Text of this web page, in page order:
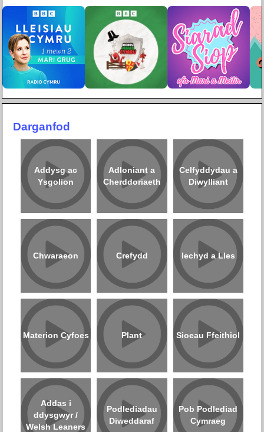
Darganfod
Addysg ac
Ysgolion
Adloniant a
Cherddoriaeth
Celfyddydau a
Diwylliant
Chwaraeon Crefydd Iechyd a Lles
Materion Cyfoes Plant Sioeau Ffeithiol
Addas i
ddysgwyr /
Welsh Leaners
Podlediadau
Diweddaraf
Pob Podlediad
Cymraeg